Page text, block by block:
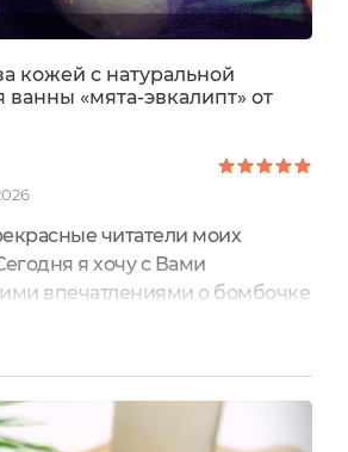
кожей с натуральной
«мята-эвкалипт» от
читатели моих
я хочу с Вами
впечатлениями о бомбочке
ознакомить с невероятным
: Citric acid (лимонная
carbonate (карбонат натрия),
Olive oil (масло